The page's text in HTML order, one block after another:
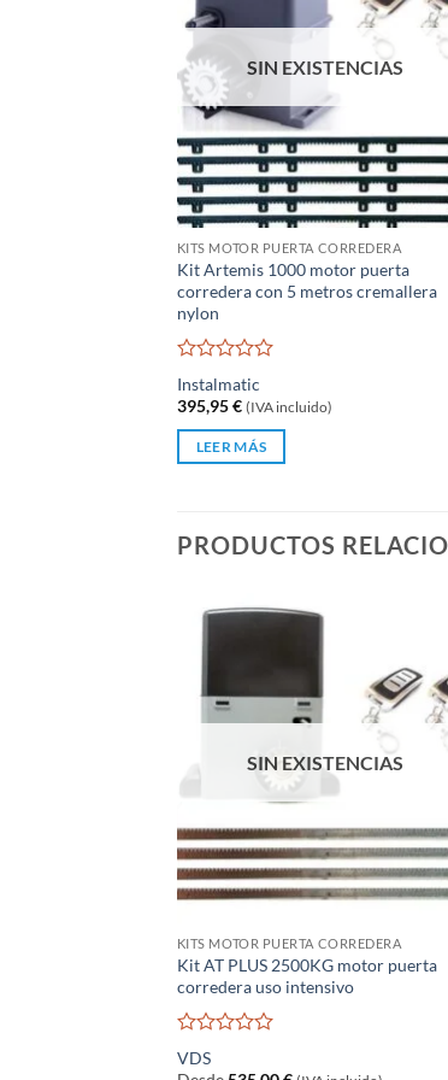
SIN EXISTENCIAS
KITS MOTOR PUERTA CORREDERA
Kit Artemis 1000 motor puerta
corredera con 5 metros cremallera
nylon
Valorado
con
0
de
Instalmatic
395,95€ (IVA incluido)
LEER MÁS
PRODUCTOS
SIN EXISTENCIAS
KITS MOTOR PUERTA CORREDERA
Kit AT PLUS 2500KG motor puerta
corredera uso intensivo
Valorado
con
VDS